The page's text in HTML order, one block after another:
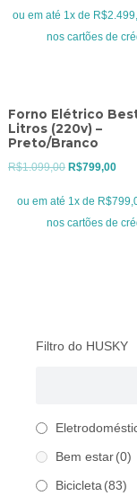
R$2.899,00.
ou em até 1x de
nos cartões de
Forno Elétrico
Litros (220v) –
Preto/Branco
R$1.099,00 OR$799,00O
atual
ou em até 1x de
nos cartões de
Filtro do HUSKY
Bem estar (0)
Bicicleta (83)